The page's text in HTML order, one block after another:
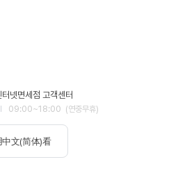
넷면세점 고객센터
09:00~18:00 (연중무휴)
中文(简体)看